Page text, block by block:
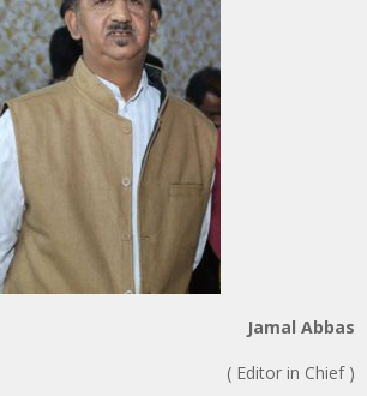
Jamal Abbas
( Editor in Chief )